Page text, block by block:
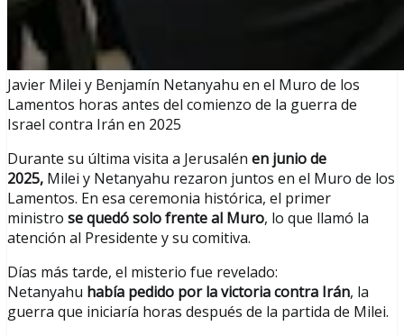
Javier Milei y Benjamín Netanyahu en el Muro de los
Lamentos horas antes del comienzo de la guerra de
Israel contra Irán en 2025
Durante su última visita a Jerusalén en junio de
2025, Milei y Netanyahu rezaron juntos en el Muro de los
Lamentos. En esa ceremonia histórica, el primer
ministro se quedó solo frente al Muro, lo que llamó la
atención al Presidente y su comitiva.
Días más tarde, el misterio fue revelado:
Netanyahu había pedido por la victoria contra Irán, la
guerra que iniciaría horas después de la partida de Milei.